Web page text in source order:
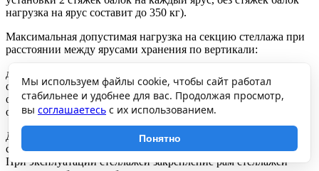
нагрузка на ярус составит до 350 кг).
Максимальная допустимая нагрузка на секцию стеллажа при
расстоянии между ярусами хранения по вертикали:
до 750 мм – 2500 кг,
от 750 до 1000 мм – 1500 кг,
от 1000 до 1250 мм – 1050 кг,
от 1250 до 2000 мм – 500 кг.
Допускается собирать стеллажи в линию с общей средней
стойкой. Грузоподъемность стеллажей при этом не снижается.
При эксплуатации стеллажей закрепление рам стеллажей
Мы используем файлы cookie, чтобы сайт работал
стабильнее и удобнее для вас. Продолжая просмотр,
вы соглашаетесь с их использованием.
Понятно